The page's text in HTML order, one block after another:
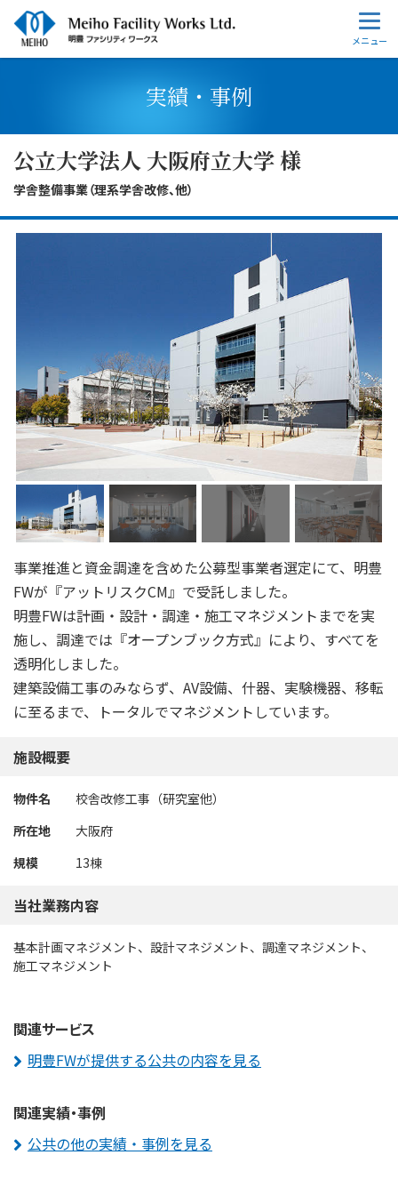
実績・事例
公立大学法人 大阪府立大学 様
学舎整備事業（理系学舎改修、他）
事業推進と資金調達を含めた公募型事業者選定にて、明豊
FWが『アットリスクCM』で受託しました。
明豊FWは計画・設計・調達・施工マネジメントまでを実
施し、調達では『オープンブック方式』により、すべてを
透明化しました。
建築設備工事のみならず、AV設備、什器、実験機器、移転
に至るまで、トータルでマネジメントしています。
施設概要
物件名
校舎改修工事（研究室他）
所在地
大阪府
規模
13棟
当社業務内容
基本計画マネジメント、設計マネジメント、調達マネジメント、
施工マネジメント
関連サービス
明豊FWが提供する公共の内容を見る
関連実績・事例
公共の他の実績・事例を見る